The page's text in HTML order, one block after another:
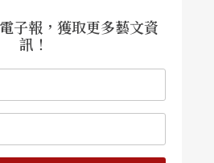
，但隨著格拉斯將這種音樂
，極簡主義在各類藝術精湛
疑。
子報，獲取更多藝文資
訊！